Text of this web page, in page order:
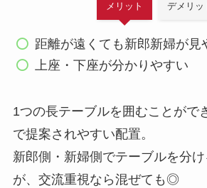
メリット デメリッ
距離が遠くても新郎新婦が見
上座・下座が分かりやすい
1つの長テーブルを囲むことがで
で提案されやすい配置。
新郎側・新婦側でテーブルを分
が、交流重視なら混ぜても◎